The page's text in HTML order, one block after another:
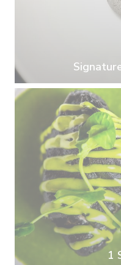
1